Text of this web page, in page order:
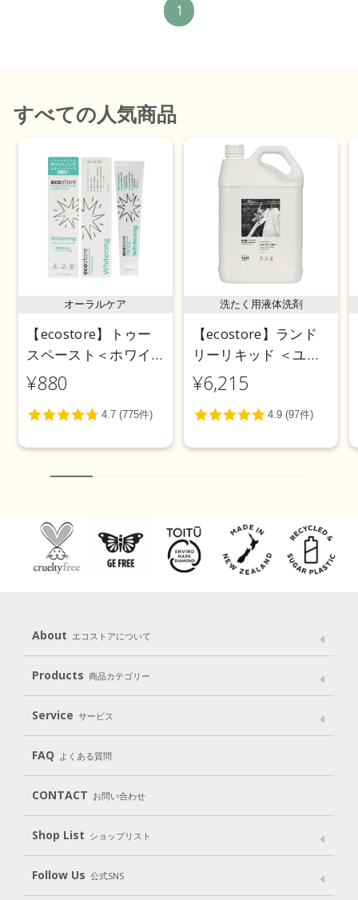
1
すべての人気商品
オーラルケア
【ecostore】トゥー
スペースト＜ホワイ
トニング＞ 100g
¥880
洗たく用液体洗剤
【ecostore】ランド
リーリキッド ＜ユー
カリ＞ 5L
¥6,215
About エコストアについて
メッセージ ブランドストーリー
パッケージへのこだわり
動物実験をしない
Products 商品カテゴリー
Laundry
Cleaning Baby Kids
Body（ボディ） Hair（ヘア） Oral care（オーラルケア）
Goods （グッズ）
Gift set
Service サービス
User Guide
Subscription（定期便）
FAQ よくある質問
CONTACT お問い合わせ
Shop List ショップリスト
Shop List
Follow Us 公式SNS